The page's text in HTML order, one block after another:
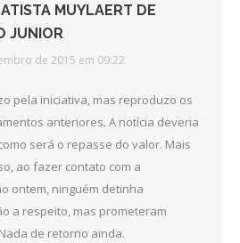
MUYLAERT DE
JUNIOR
de 2015 em 09:22
pela iniciativa, mas reproduzo os
anteriores. A notícia deveria
será o repasse do valor. Mais
ao fazer contato com a
ontem, ninguém detinha
a respeito, mas prometeram
de retorno ainda.